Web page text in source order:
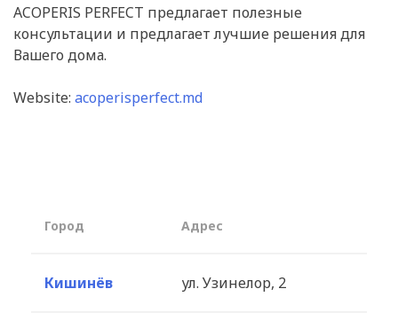
ACOPERIS PERFECT предлагает полезные
консультации и предлагает лучшие решения для
Вашего дома.
Website: acoperisperfect.md
Город Aдрес
Кишинёв ул. Узинелор, 2